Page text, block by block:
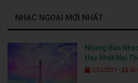
NHẠC NGOẠI MỚI NHẤT
Những Bản
Hay Nhất Mọi
2/23/2021 -